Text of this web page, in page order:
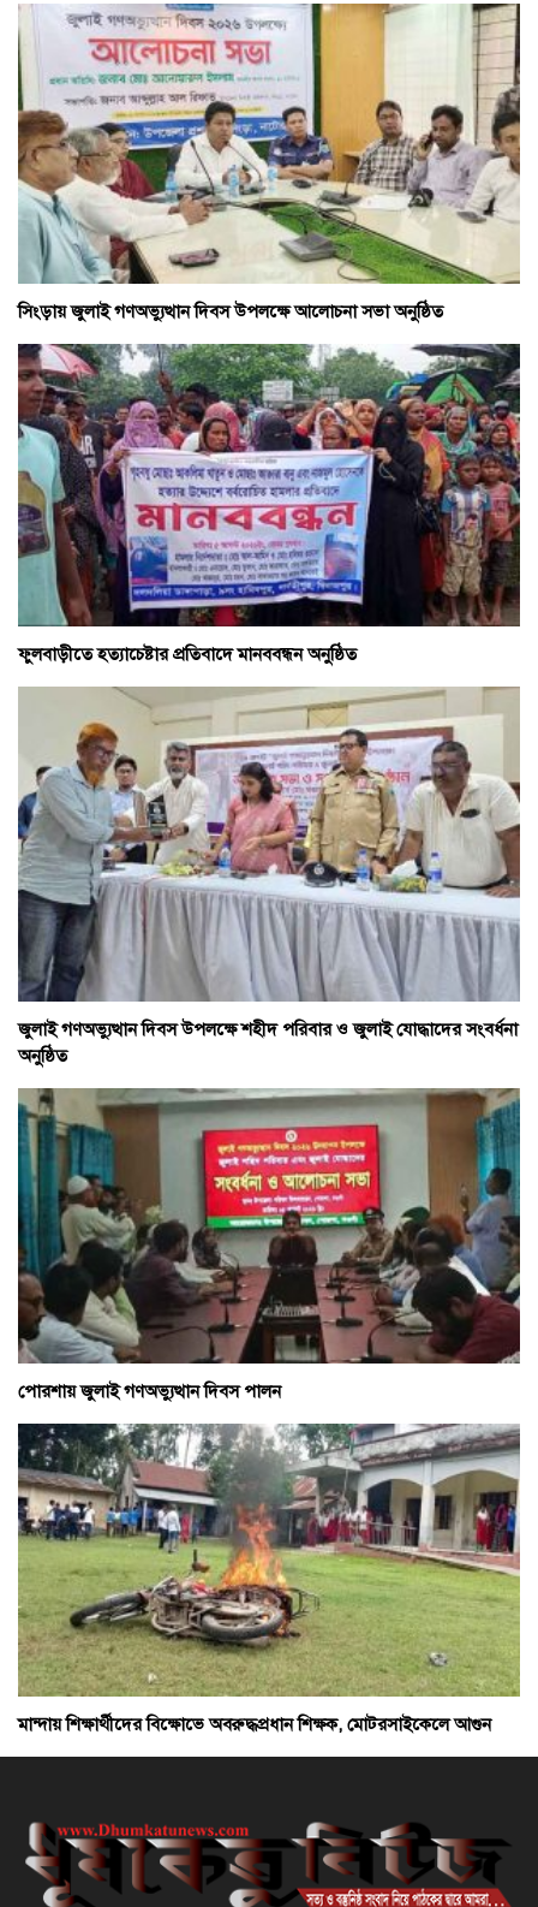
সিংড়ায় জুলাই গণঅভ্যুত্থান দিবস উপলক্ষে আলোচনা সভা অনুষ্ঠিত
ফুলবাড়ীতে হত্যাচেষ্টার প্রতিবাদে মানববন্ধন অনুষ্ঠিত
জুলাই গণঅভ্যুত্থান দিবস উপলক্ষে শহীদ পরিবার ও জুলাই যোদ্ধাদের সংবর্ধনা
অনুষ্ঠিত
পোরশায় জুলাই গণঅভ্যুত্থান দিবস পালন
মান্দায় শিক্ষার্থীদের বিক্ষোভে অবরুদ্ধপ্রধান শিক্ষক, মোটরসাইকেলে আগুন